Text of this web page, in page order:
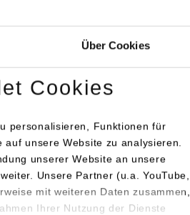
Über Cookies
Cookies
personalisieren, Funktionen für
unsere Website zu analysieren.
unserer Website an unsere
Unsere Partner (u.a. YouTube,
mit weiteren Daten zusammen,
Ihrer Nutzung der Dienste